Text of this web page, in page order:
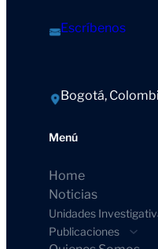
Escríbenos
Bogotá,
Menú
Home
Noticias
Unidades
Publicaciones